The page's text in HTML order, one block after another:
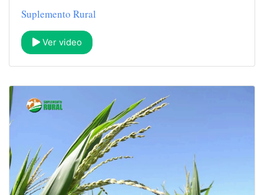
Suplemento Rural
Ver video